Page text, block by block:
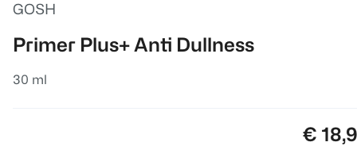
GOSH
Primer Plus+ Anti Dullness
30 ml
Preis:
€